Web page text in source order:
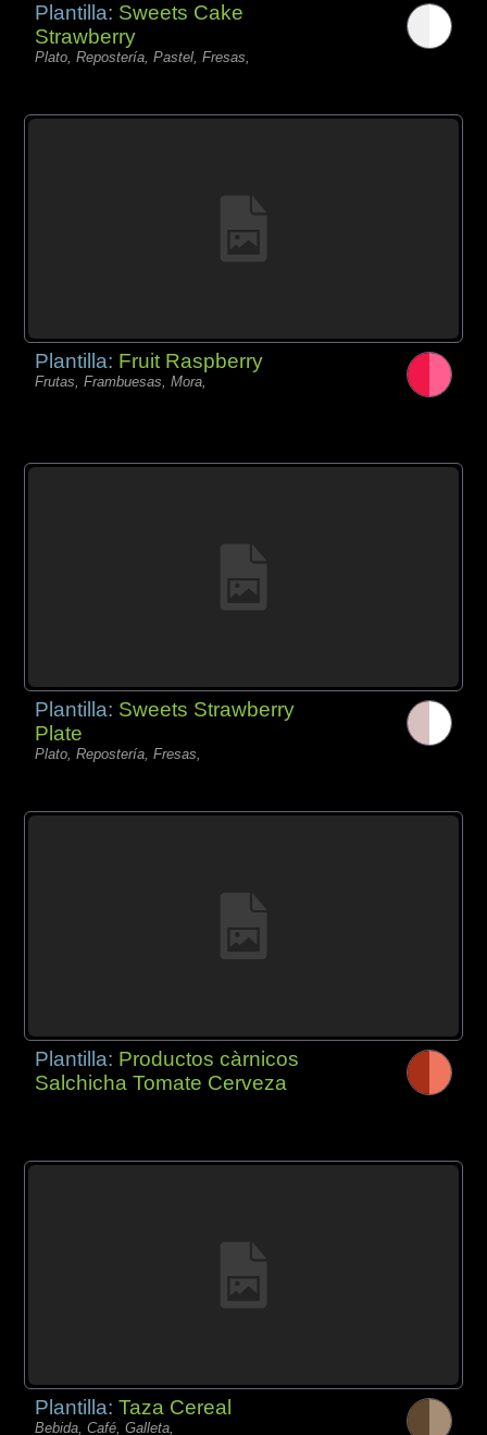
Plantilla: Sweets Cake
Strawberry
Plato, Repostería, Pastel, Fresas,
Plantilla: Fruit Raspberry
Frutas, Frambuesas, Mora,
Plantilla: Sweets Strawberry
Plate
Plato, Repostería, Fresas,
Plantilla: Productos càrnicos
Salchicha Tomate Cerveza
Plantilla:Taza Cereal
Bebida, Café, Galleta,